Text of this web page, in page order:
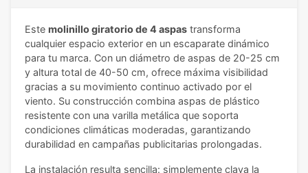
Este molinillo giratorio de 4 aspas transforma
cualquier espacio exterior en un escaparate dinámico
para tu marca. Con un diámetro de aspas de 20-25 cm
y altura total de 40-50 cm, ofrece máxima visibilidad
gracias a su movimiento continuo activado por el
viento. Su construcción combina aspas de plástico
resistente con una varilla metálica que soporta
condiciones climáticas moderadas, garantizando
durabilidad en campañas publicitarias prolongadas.
La instalación resulta sencilla: simplemente clava la